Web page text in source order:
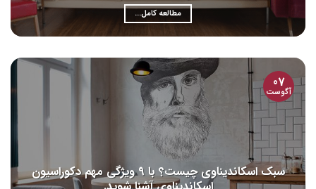
مطالعه کامل...
سبک اسکاندیناوی چیست؟ با 9 ویژگی مهم دکوراسیون
07
آگوست